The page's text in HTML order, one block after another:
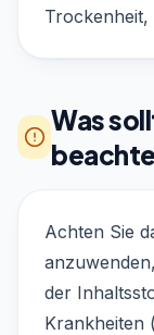
Was
Achten Sie
der
Krankheiten